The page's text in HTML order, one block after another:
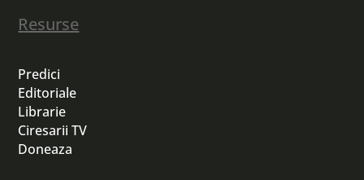
Resurse
Predici
Editoriale
Librarie
Ciresarii TV
Doneaza